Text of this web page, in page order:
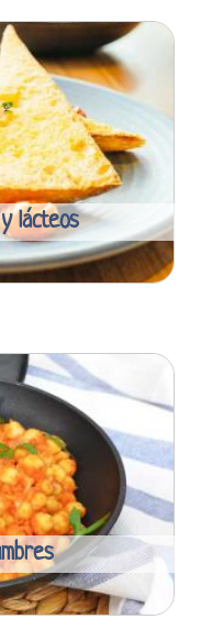
lácteos